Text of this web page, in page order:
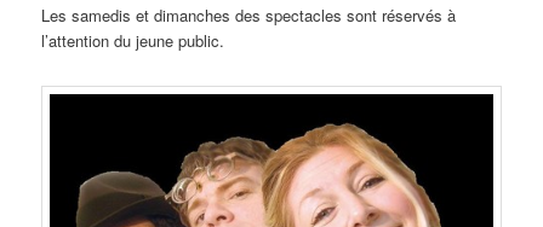
Les samedis et dimanches des spectacles sont réservés à
l’attention du jeune public.